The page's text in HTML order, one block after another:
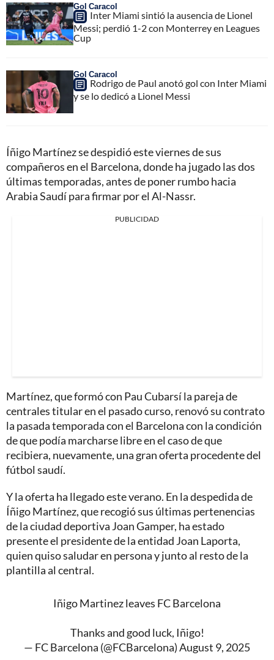
Gol Caracol
Inter Miami sintió la ausencia de Lionel
Messi; perdió 1-2 con Monterrey en Leagues
Cup
Gol Caracol
Rodrigo de Paul anotó gol con Inter Miami
y se lo dedicó a Lionel Messi
Íñigo Martínez se despidió este viernes de sus
compañeros en el Barcelona, donde ha jugado las dos
últimas temporadas, antes de poner rumbo hacia
Arabia Saudí para firmar por el Al-Nassr.
PUBLICIDAD
Martínez, que formó con Pau Cubarsí la pareja de
centrales titular en el pasado curso, renovó su contrato
la pasada temporada con el Barcelona con la condición
de que podía marcharse libre en el caso de que
recibiera, nuevamente, una gran oferta procedente del
fútbol saudí.
Y la oferta ha llegado este verano. En la despedida de
Íñigo Martínez, que recogió sus últimas pertenencias
de la ciudad deportiva Joan Gamper, ha estado
presente el presidente de la entidad Joan Laporta,
quien quiso saludar en persona y junto al resto de la
plantilla al central.
Iñigo Martinez leaves FC Barcelona
Thanks and good luck, Iñigo!
— FC Barcelona (@FCBarcelona)August 9, 2025